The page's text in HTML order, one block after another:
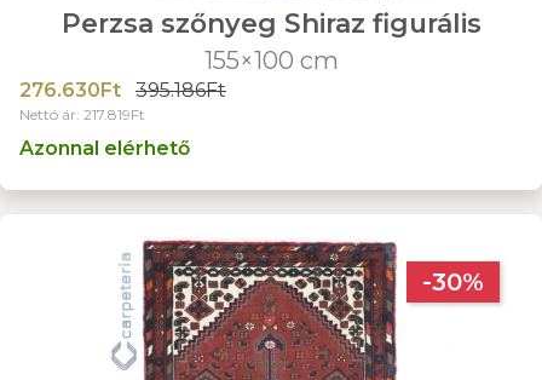
Perzsa szőnyeg Shiraz figurális
155×100 cm
276.630Ft 395.186Ft
Nettó ár: 217.819Ft
Azonnal elérhető
-30%